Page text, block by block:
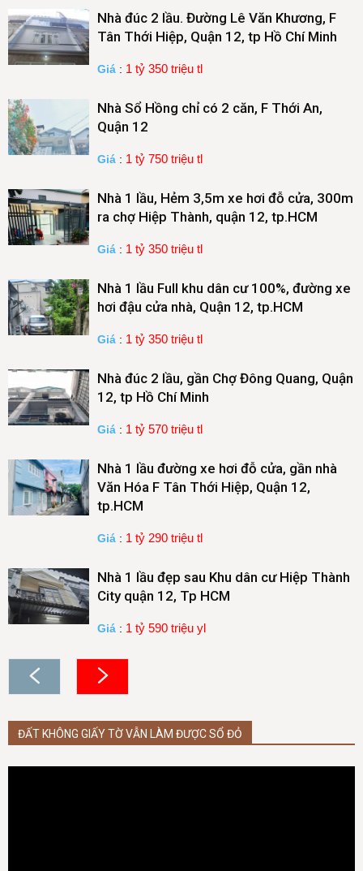
Nhà đúc 2 lầu. Đường Lê Văn Khương, F
Tân Thới Hiệp, Quận 12, tp Hồ Chí Minh
Giá : 1 tỷ 350 triệu tl
Nhà Sổ Hồng chỉ có 2 căn, F Thới An,
Quận 12
Giá : 1 tỷ 750 triệu tl
Nhà 1 lầu, Hẻm 3,5m xe hơi đỗ cửa, 300m
ra chợ Hiệp Thành, quận 12, tp.HCM
Giá : 1 tỷ 350 triệu tl
Nhà 1 lầu Full khu dân cư 100%, đường xe
hơi đậu cửa nhà, Quận 12, tp.HCM
Giá : 1 tỷ 350 triệu tl
Nhà đúc 2 lầu, gần Chợ Đông Quang, Quận
12, tp Hồ Chí Minh
Giá : 1 tỷ 570 triệu tl
Nhà 1 lầu đường xe hơi đỗ cửa, gần nhà
Văn Hóa F Tân Thới Hiệp, Quận 12,
tp.HCM
Giá : 1 tỷ 290 triệu tl
Nhà 1 lầu đẹp sau Khu dân cư Hiệp Thành
City quận 12, Tp HCM
Giá : 1 tỷ 590 triệu yl
ĐẤT KHÔNG GIẤY TỜ VẪN LÀM ĐƯỢC SỔ ĐỎ